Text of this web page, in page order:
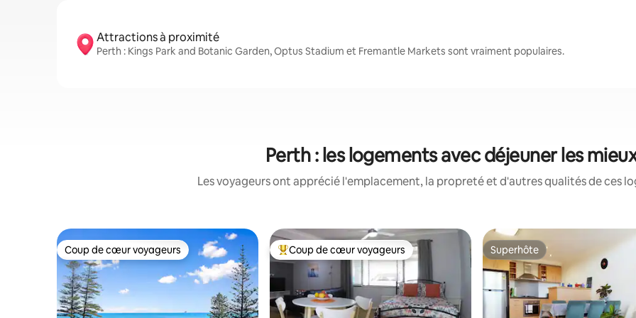
Attractions à proximité
Perth : Kings Park and Botanic Garden, Optus Stadium et Fremantle Markets sont vraiment populaires.
Perth : les logements avec déjeuner les
Les voyageurs ont apprécié l'emplacement, la propreté et d'autres qualités de ces
Coup de cœur voyageurs
Coup de cœur voyageurs Coup de cœur voyageurs parmi les plus aimés
Coup de cœur voyageurs Superhôte
Superhôte